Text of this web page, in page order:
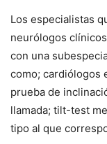
Los especialistas
neurólogos
con una
como; cardiólogos
prueba de
llamada; tilt-test
tipo al que